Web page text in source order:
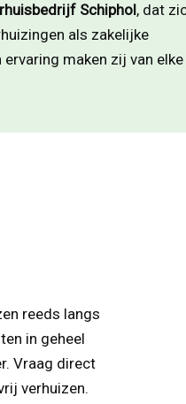
Schiphol, dat
als zakelijke
maken zij van elke
reeds langs
in geheel
Vraag direct
verhuizen.